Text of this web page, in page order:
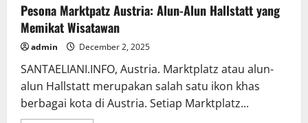
Pesona Marktpatz Austria: Alun-Alun Hallstatt yang
Memikat Wisatawan
admin December 2, 2025
SANTAELIANI.INFO, Austria. Marktplatz atau alun-
alun Hallstatt merupakan salah satu ikon khas
berbagai kota di Austria. Setiap Marktplatz...